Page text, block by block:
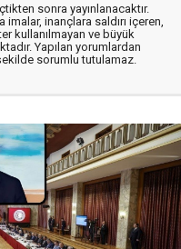
sonra yayınlanacaktır.
inançlara saldırı içeren,
kullanılmayan ve büyük
Yapılan yorumlardan
sorumlu tutulamaz.